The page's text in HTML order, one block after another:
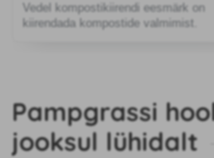
Vedel kompostikiirendi eesmärk on
kiirendada kompostide valmimist.
Pampgrassi
jooksul lühidalt